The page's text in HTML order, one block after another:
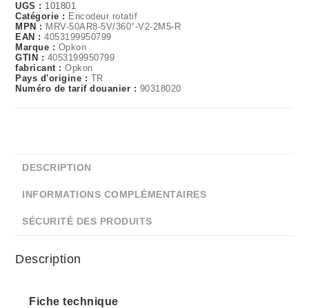
UGS : 101801
Catégorie : Encodeur rotatif
MPN : MRV-50AR8-5V/360°-V2-2M5-R
EAN :4053199950799
Marque : Opkon
GTIN : 4053199950799
fabricant :Opkon
Pays d'origine : TR
Numéro de tarif douanier : 90318020
DESCRIPTION
INFORMATIONS COMPLÉMENTAIRES
SÉCURITÉ DES PRODUITS
Description
Fiche technique